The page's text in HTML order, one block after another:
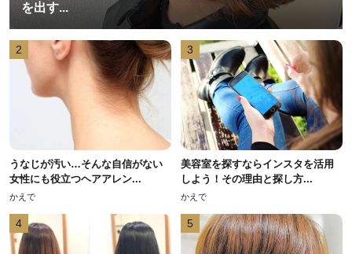
を出す...
2
うなじが汚い…そんな自信がない
女性にも役立つヘアアレン...
かえで
3
美容室を探すならインスタを活用
しよう！その理由と探し方...
かえで
4 5